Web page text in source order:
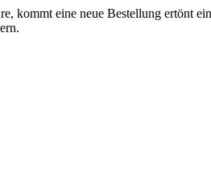
kommt eine neue Bestellung ertönt